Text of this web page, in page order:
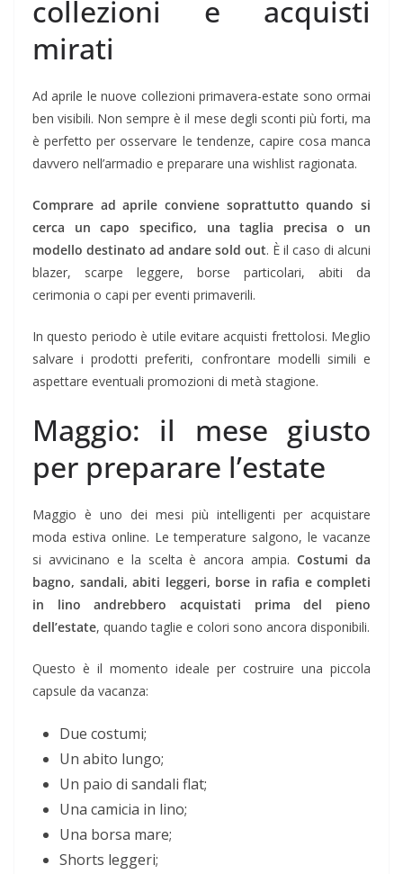
collezioni e acquisti
mirati
Ad aprile le nuove collezioni primavera-estate sono ormai
ben visibili. Non sempre è il mese degli sconti più forti, ma
è perfetto per osservare le tendenze, capire cosa manca
davvero nell’armadio e preparare una wishlist ragionata.
Comprare ad aprile conviene soprattutto quando si
cerca un capo specifico, una taglia precisa o un
modello destinato ad andare sold out. È il caso di alcuni
blazer, scarpe leggere, borse particolari, abiti da
cerimonia o capi per eventi primaverili.
In questo periodo è utile evitare acquisti frettolosi. Meglio
salvare i prodotti preferiti, confrontare modelli simili e
aspettare eventuali promozioni di metà stagione.
Maggio: il mese giusto
per preparare l’estate
Maggio è uno dei mesi più intelligenti per acquistare
moda estiva online. Le temperature salgono, le vacanze
si avvicinano e la scelta è ancora ampia.Costumi da
bagno, sandali, abiti leggeri, borse in rafia e completi
in lino andrebbero acquistati prima del pieno
dell’estate, quando taglie e colori sono ancora disponibili.
Questo è il momento ideale per costruire una piccola
capsule da vacanza:
Due costumi;
Un abito lungo;
Un paio di sandali flat;
Una camicia in lino;
Una borsa mare;
Shorts leggeri;